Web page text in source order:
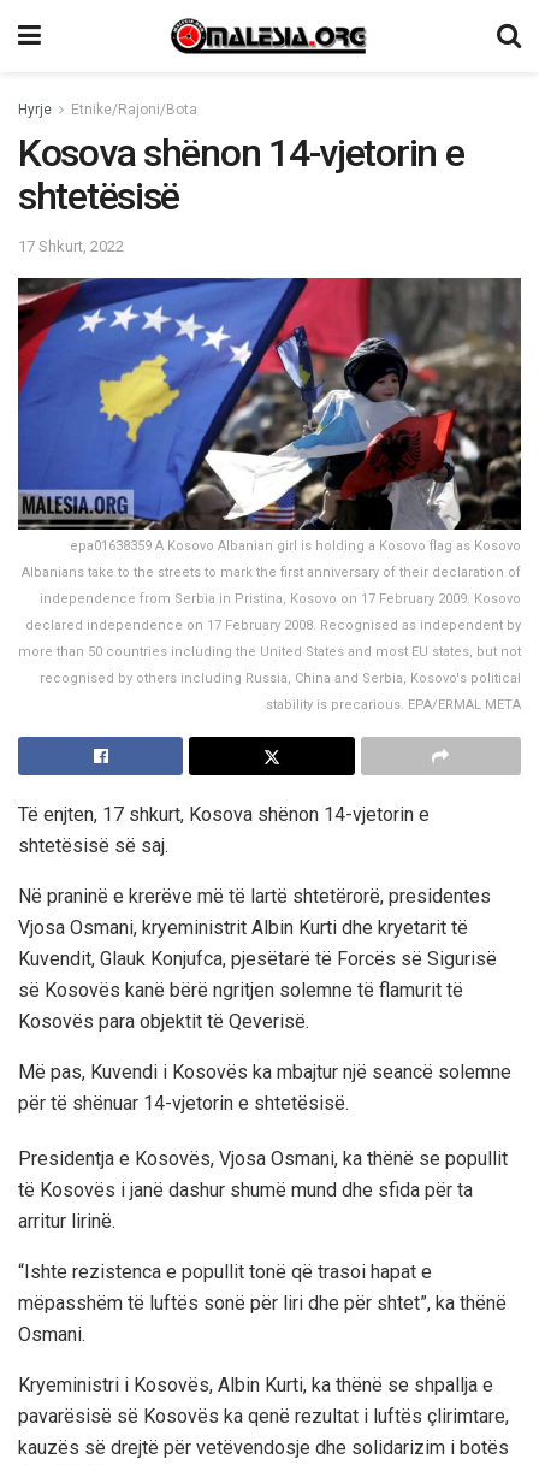
Hyrje Etnike/Rajoni/Bota
Kosova shënon 14-vjetorin e
shtetësisë
17 Shkurt, 2022
epa01638359 A Kosovo Albanian girl is holding a Kosovo flag as Kosovo
Albanians take to the streets to mark the first anniversary of their declaration of
independence from Serbia in Pristina, Kosovo on 17 February 2009. Kosovo
declared independence on 17 February 2008. Recognised as independent by
more than 50 countries including the United States and most EU states, but not
recognised by others including Russia, China and Serbia, Kosovo's political
stability is precarious. EPA/ERMAL META
Të enjten, 17 shkurt, Kosova shënon 14-vjetorin e
shtetësisë së saj.
Në praninë e krerëve më të lartë shtetërorë, presidentes
Vjosa Osmani, kryeministrit Albin Kurti dhe kryetarit të
Kuvendit, Glauk Konjufca, pjesëtarë të Forcës së Sigurisë
së Kosovës kanë bërë ngritjen solemne të flamurit të
Kosovës para objektit të Qeverisë.
Më pas, Kuvendi i Kosovës ka mbajtur një seancë solemne
për të shënuar 14-vjetorin e shtetësisë.
Presidentja e Kosovës, Vjosa Osmani, ka thënë se popullit
të Kosovës i janë dashur shumë mund dhe sfida për ta
arritur lirinë.
“Ishte rezistenca e popullit tonë që trasoi hapat e
mëpasshëm të luftës sonë për liri dhe për shtet”, ka thënë
Osmani.
Kryeministri i Kosovës, Albin Kurti, ka thënë se shpallja e
pavarësisë së Kosovës ka qenë rezultat i luftës çlirimtare,
kauzës së drejtë për vetëvendosje dhe solidarizim i botës